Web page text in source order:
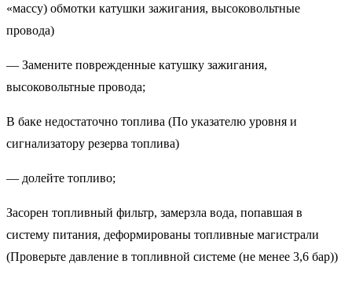
«массу) обмотки катушки зажигания, высоковольтные
провода)
— Замените поврежденные катушку зажигания,
высоковольтные провода;
В баке недостаточно топлива (По указателю уровня и
сигнализатору резерва топлива)
— долейте топливо;
Засорен топливный фильтр, замерзла вода, попавшая в
систему питания, деформированы топливные магистрали
(Проверьте давление в топливной системе (не менее 3,6 бар))